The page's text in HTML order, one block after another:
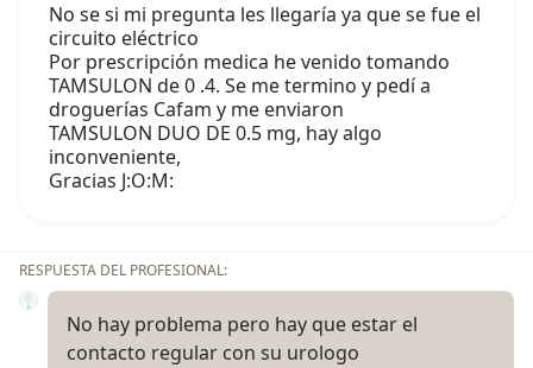
No se si mi pregunta les llegaría ya que se fue el
circuito eléctrico
Por prescripción medica he venido tomando
TAMSULON de 0 .4. Se me termino y pedí a
droguerías Cafam y me enviaron
TAMSULON DUO DE 0.5 mg, hay algo
inconveniente,
Gracias J:O:M:
RESPUESTA DEL PROFESIONAL:
No hay problema pero hay que estar el
contacto regular con su urologo